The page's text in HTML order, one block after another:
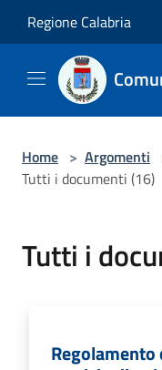
Regione Calabria
Home > Argomenti
Tutti i documenti (16)
Tutti i
Regolamento